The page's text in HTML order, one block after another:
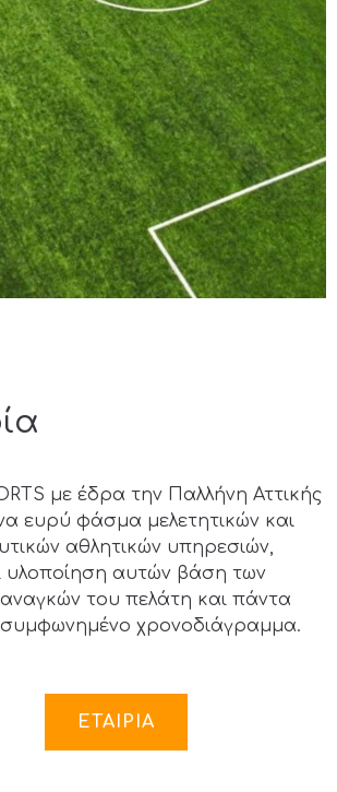
με έδρα την Παλλήνη Αττικής
ευρύ φάσμα μελετητικών και
αθλητικών υπηρεσιών,
υλοποίηση αυτών βάση των
του πελάτη και πάντα
χρονοδιάγραμμα.
ΕΤΑΙΡΙΑ